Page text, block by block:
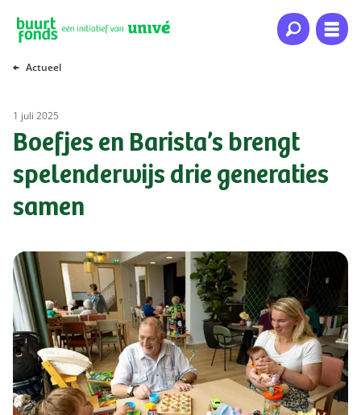
Naar hoofdinhoud
Naar hoofdnavigatie
Naar footer
Actueel
1 juli 2025
Boefjes en Barista’s brengt
spelenderwijs drie generaties
samen